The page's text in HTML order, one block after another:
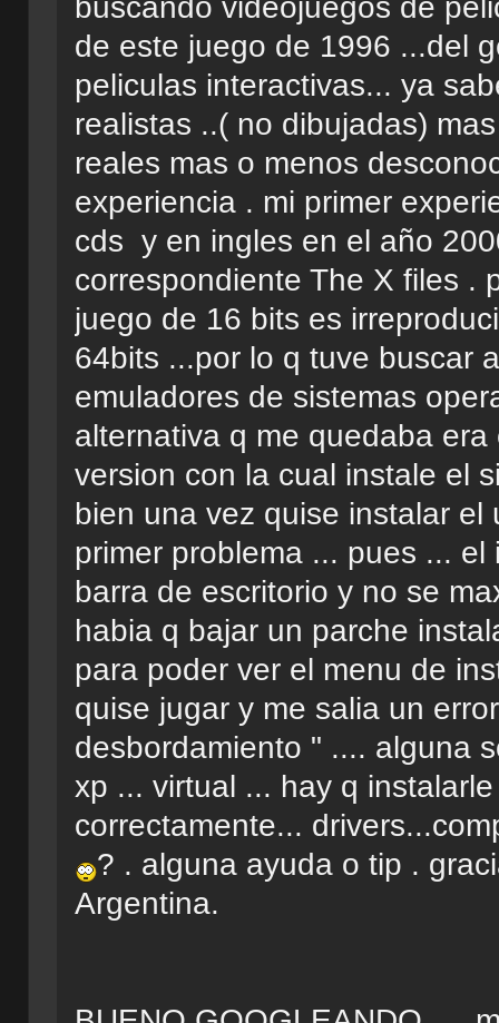
buscando videojuegos de
de este juego de 1996 ...del
peliculas interactivas... ya
realistas ..( no dibujadas)
reales mas o menos
experiencia . mi primer
cds y en ingles en el año
correspondiente The X files .
juego de 16 bits es
64bits ...por lo q tuve buscar
emuladores de sistemas
alternativa q me quedaba
version con la cual instale el
bien una vez quise instalar
primer problema ... pues ...
barra de escritorio y no se
habia q bajar un parche
para poder ver el menu de
quise jugar y me salia un
desbordamiento " .... alguna
xp ... virtual ... hay q
correctamente...
? . alguna ayuda o tip .
Argentina.